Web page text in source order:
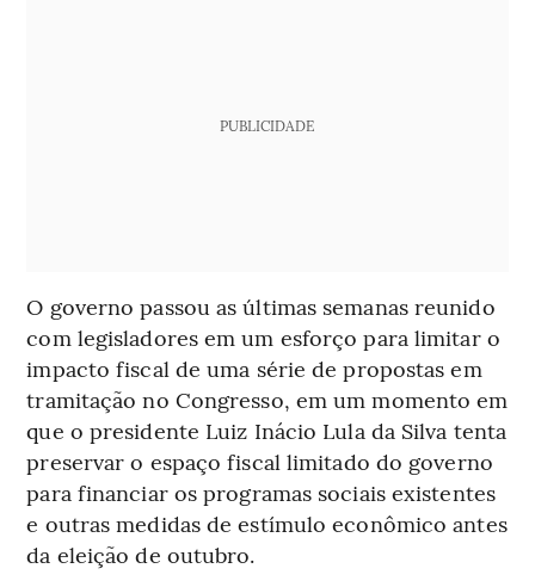
PUBLICIDADE
O governo passou as últimas semanas reunido
com legisladores em um esforço para limitar o
impacto fiscal de uma série de propostas em
tramitação no Congresso, em um momento em
que o presidente Luiz Inácio Lula da Silva tenta
preservar o espaço fiscal limitado do governo
para financiar os programas sociais existentes
e outras medidas de estímulo econômico antes
da eleição de outubro.